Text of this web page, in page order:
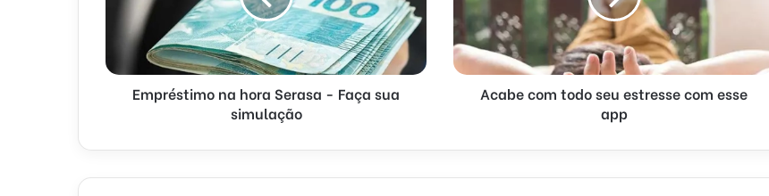
Empréstimo na hora Serasa - Faça sua
simulação
Acabe com todo seu estresse com esse
app